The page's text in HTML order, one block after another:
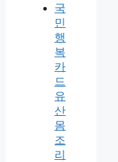
국
민
행
복
카
드
유
산
몸
조
리